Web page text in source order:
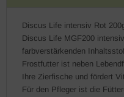
Discus Life intensiv Rot
Discus Life MGF200
farbverstärkenden
Frostfutter ist neben
Ihre Zierfische und fördert
Für den Pfleger ist die